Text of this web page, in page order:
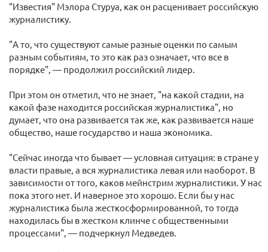
"Известия" Мэлора Стуруа, как он расценивает российскую
журналистику.
"А то, что существуют самые разные оценки по самым
разным событиям, то это как раз означает, что все в
порядке", — продолжил российский лидер.
При этом он отметил, что не знает, "на какой стадии, на
какой фазе находится российская журналистика", но
думает, что она развивается так же, как развивается наше
общество, наше государство и наша экономика.
"Сейчас иногда что бывает — условная ситуация: в стране у
власти правые, а вся журналистика левая или наоборот. В
зависимости от того, каков мейнстрим журналистики. У нас
пока этого нет. И наверное это хорошо. Если бы у нас
журналистика была жесткосформированной, то тогда
находилась бы в жестком клинче с общественными
процессами", — подчеркнул Медведев.